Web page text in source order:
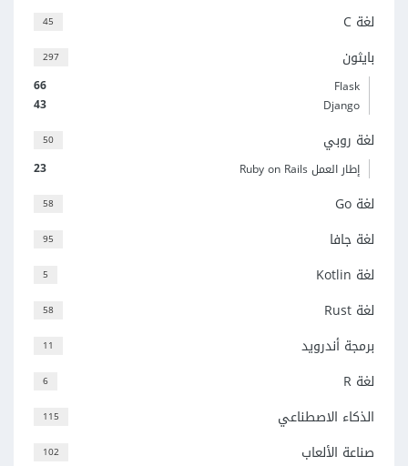
45 لغة C
297 بايثون
66
Flask
43
Django
50 لغة روبي
23 إطار العمل Ruby on Rails
58 لغة Go
95 لغة جافا
5 لغة Kotlin
58 لغة Rust
11 برمجة أندرويد
6 لغة R
115 الذكاء الاصطناعي
102 صناعة الألعاب